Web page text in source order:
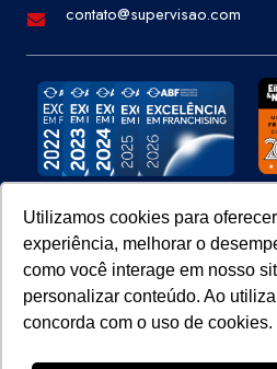
Utilizamos cookies para
experiência, melhorar o
como você interage em nosso
personalizar conteúdo. Ao
concorda com o uso de cookies.
contato@supervisao.com
Site